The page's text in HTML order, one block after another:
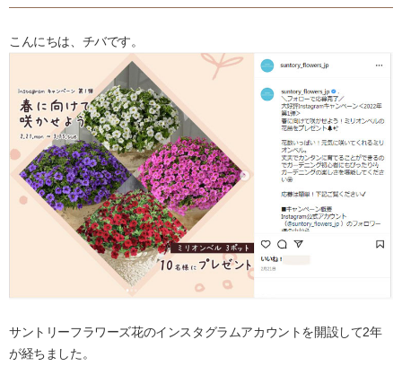
こんにちは、チバです。
サントリーフラワーズ花のインスタグラムアカウントを開設して2年
が経ちました。